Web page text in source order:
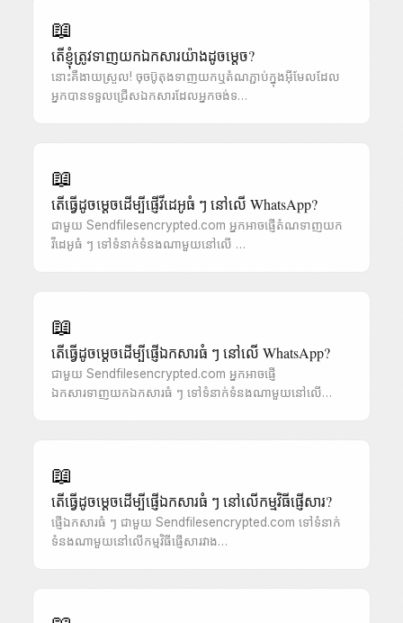
📖
តើខ្ញុំត្រូវទាញយកឯកសារយ៉ាងដូចម្តេច?
នោះគឺងាយស្រួល! ចុចប៊ូតុងទាញយកឬតំណភ្ជាប់ក្នុងអ៊ីមែលដែល
អ្នកបានទទួលជ្រើសឯកសារដែលអ្នកចង់ទ…
📖
តើធ្វើដូចម្តេចដើម្បីផ្ញើវីដេអូធំ ៗ នៅលើ WhatsApp?
ជាមួយ Sendfilesencrypted.com អ្នកអាចផ្ញើតំណទាញយក
វីដេអូធំ ៗ ទៅទំនាក់ទំនងណាមួយនៅលើ …
📖
តើធ្វើដូចម្តេចដើម្បីផ្ញើឯកសារធំ ៗ នៅលើ WhatsApp?
ជាមួយ Sendfilesencrypted.com អ្នកអាចផ្ញើ
ឯកសារទាញយកឯកសារធំ ៗ ទៅទំនាក់ទំនងណាមួយនៅលើ…
📖
តើធ្វើដូចម្តេចដើម្បីផ្ញើឯកសារធំ ៗ នៅលើកម្មវិធីផ្ញើសារ?
ផ្ញើឯកសារធំ ៗ ជាមួយ Sendfilesencrypted.com ទៅទំនាក់
ទំនងណាមួយនៅលើកម្មវិធីផ្ញើសារវាង…